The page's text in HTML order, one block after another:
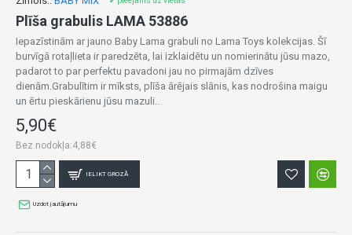
Plīša grabulis LAMA 53886
Iepazīstinām ar jauno Baby Lama grabuli no Lama Toys kolekcijas. Šī
burvīgā rotaļlieta ir paredzēta, lai izklaidētu un nomierinātu jūsu mazo,
padarot to par perfektu pavadoni jau no pirmajām dzīves
dienām.Grabulītim ir mīksts, plīša ārējais slānis, kas nodrošina maigu
un ērtu pieskārienu jūsu mazuli..
5,90€
Bez nodokļa:4,88€
IELIKT GROZĀ
Uzdot jautājumu